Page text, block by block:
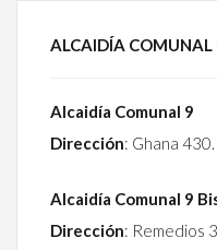
ALCAIDÍA COMUNAL
Alcaidía Comunal 9
Dirección: Ghana
Alcaidía Comunal 9
Dirección: Remedios